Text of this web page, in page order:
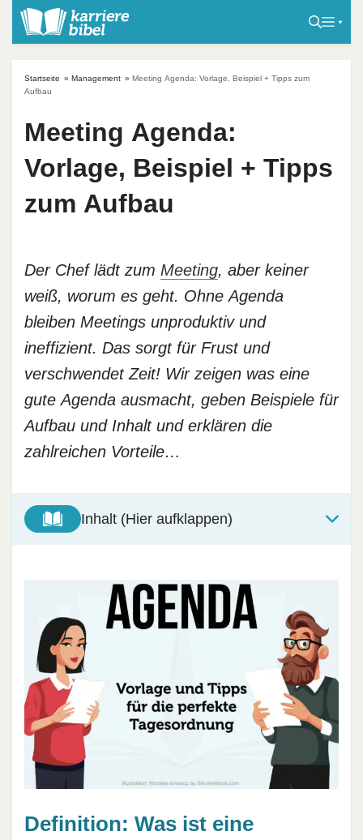
Startseite » Management » Meeting Agenda: Vorlage, Beispiel + Tipps zum
Aufbau
Meeting Agenda:
Vorlage, Beispiel + Tipps
zum Aufbau
Der Chef lädt zum Meeting, aber keiner
weiß, worum es geht. Ohne Agenda
bleiben Meetings unproduktiv und
ineffizient. Das sorgt für Frust und
verschwendet Zeit! Wir zeigen was eine
gute Agenda ausmacht, geben Beispiele für
Aufbau und Inhalt und erklären die
zahlreichen Vorteile…
Inhalt (Hier aufklappen)
Definition: Was ist eine